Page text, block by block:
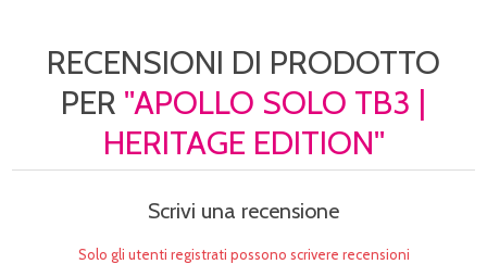
RECENSIONI DI PRODOTTO
PER APOLLO SOLO TB3 |
HERITAGE EDITION
Scrivi una recensione
Solo gli utenti registrati possono scrivere recensioni